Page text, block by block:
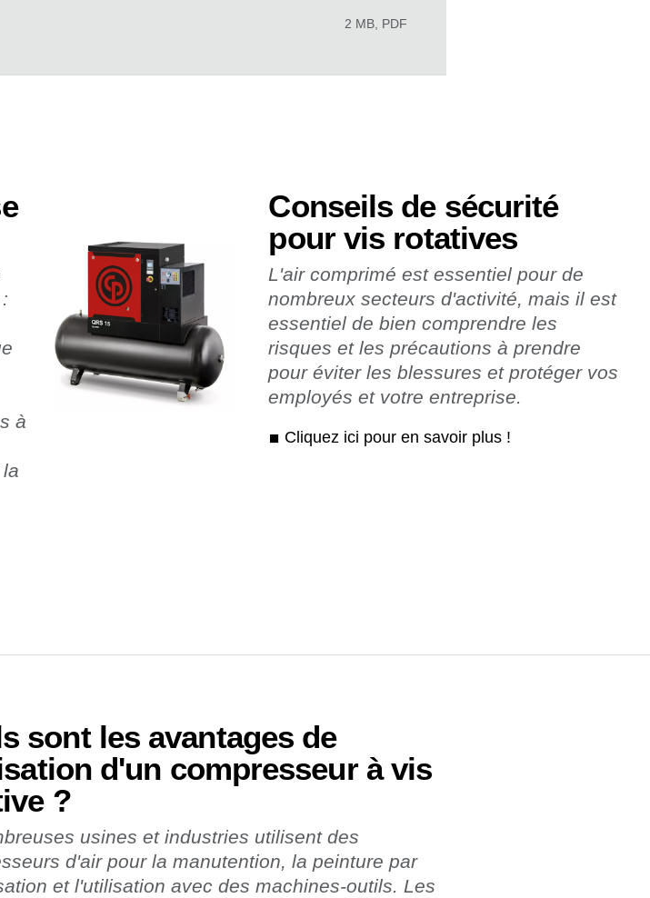
2 MB, PDF
à
Conseils de sécurité
pour vis rotatives
L'air comprimé est essentiel pour de
nombreux secteurs d'activité, mais il est
essentiel de bien comprendre les
risques et les précautions à prendre
pour éviter les blessures et protéger vos
employés et votre entreprise.
Cliquez ici pour en savoir plus !
sont les avantages de
d'un compresseur à vis
?
usines et industries utilisent des
d'air pour la manutention, la peinture par
et l'utilisation avec des machines-outils. Les